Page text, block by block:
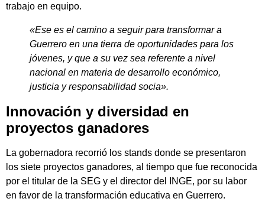
trabajo en equipo.
«Ese es el camino a seguir para transformar a
Guerrero en una tierra de oportunidades para los
jóvenes, y que a su vez sea referente a nivel
nacional en materia de desarrollo económico,
justicia y responsabilidad socia».
Innovación y diversidad en
proyectos ganadores
La gobernadora recorrió los stands donde se presentaron
los siete proyectos ganadores, al tiempo que fue reconocida
por el titular de la SEG y el director del INGE, por su labor
en favor de la transformación educativa en Guerrero.